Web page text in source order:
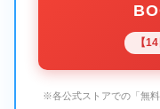
【
※各公式ストアでの「無